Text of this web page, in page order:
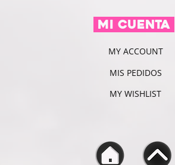
MI CUENTA
MY ACCOUNT
MIS PEDIDOS
MY WISHLIST